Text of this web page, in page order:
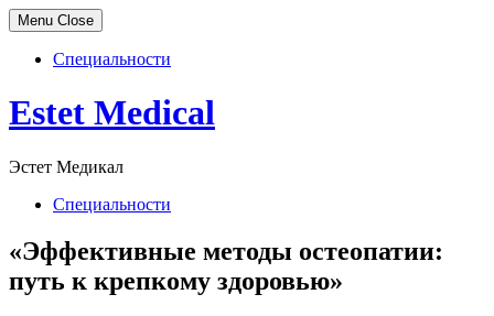
Menu Close
Специальности
Skip
to
Estet Medical
Эстет Медикал
Специальности
«Эффективные методы остеопатии:
путь к крепкому здоровью»